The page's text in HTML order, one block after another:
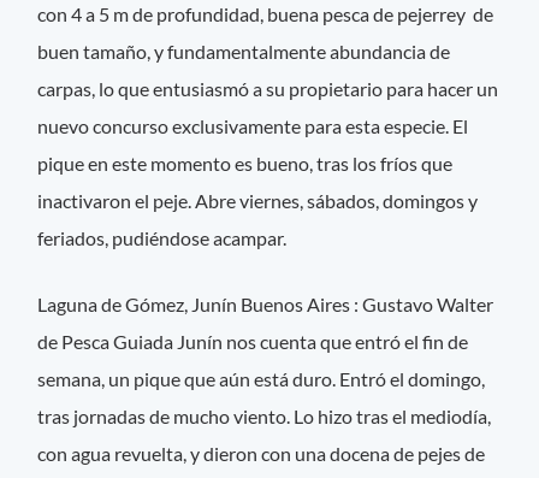
con 4 a 5 m de profundidad, buena pesca de pejerrey de
buen tamaño, y fundamentalmente abundancia de
carpas, lo que entusiasmó a su propietario para hacer un
nuevo concurso exclusivamente para esta especie. El
pique en este momento es bueno, tras los fríos que
inactivaron el peje. Abre viernes, sábados, domingos y
feriados, pudiéndose acampar.
Laguna de Gómez, Junín Buenos Aires : Gustavo Walter
de Pesca Guiada Junín nos cuenta que entró el fin de
semana, un pique que aún está duro. Entró el domingo,
tras jornadas de mucho viento. Lo hizo tras el mediodía,
con agua revuelta, y dieron con una docena de pejes de